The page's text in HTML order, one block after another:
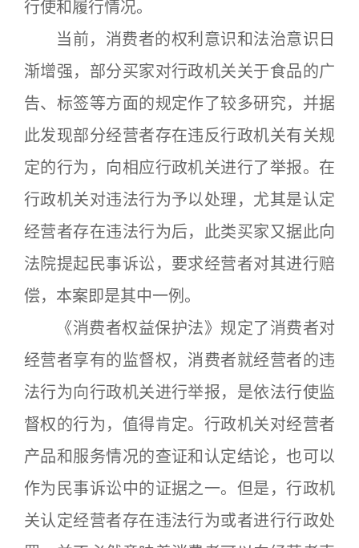
行使和履行情况。
当前，消费者的权利意识和法治意识日
渐增强，部分买家对行政机关关于食品的广
告、标签等方面的规定作了较多研究，并据
此发现部分经营者存在违反行政机关有关规
定的行为，向相应行政机关进行了举报。在
行政机关对违法行为予以处理，尤其是认定
经营者存在违法行为后，此类买家又据此向
法院提起民事诉讼，要求经营者对其进行赔
偿，本案即是其中一例。
《消费者权益保护法》规定了消费者对
经营者享有的监督权，消费者就经营者的违
法行为向行政机关进行举报，是依法行使监
督权的行为，值得肯定。行政机关对经营者
产品和服务情况的查证和认定结论，也可以
作为民事诉讼中的证据之一。但是，行政机
关认定经营者存在违法行为或者进行行政处